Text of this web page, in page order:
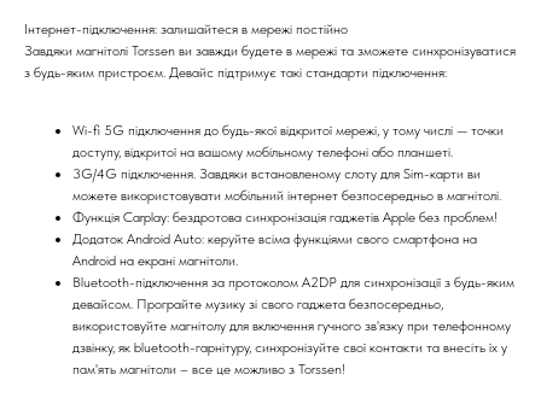
Інтернет-підключення: залишайтеся в мережі постійно
Завдяки магнітолі Torssen ви завжди будете в мережі та зможете синхронізуватися
з будь-яким пристроєм. Девайс підтримує такі стандарти підключення:
Wi-fi 5G підключення до будь-якої відкритої мережі, у тому числі — точки
доступу, відкритої на вашому мобільному телефоні або планшеті.
3G/4G підключення. Завдяки встановленому слоту для Sim-карти ви
можете використовувати мобільний інтернет безпосередньо в магнітолі.
Функція Carplay: бездротова синхронізація гаджетів Apple без проблем!
Додаток Android Auto: керуйте всіма функціями свого смартфона на
Android на екрані магнітоли.
Bluetooth-підключення за протоколом A2DP для синхронізації з будь-яким
девайсом. Програйте музику зі свого гаджета безпосередньо,
використовуйте магнітолу для включення гучного зв'язку при телефонному
дзвінку, як bluetooth-гарнітуру, синхронізуйте свої контакти та внесіть їх у
пам'ять магнітоли – все це можливо з Torssen!